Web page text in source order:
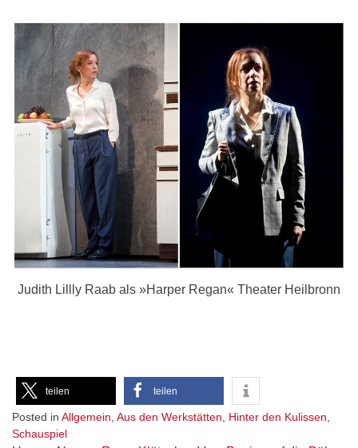
Judith Lillly Raab als »Harper Regan« Theater Heilbronn
teilen teilen
Posted in Allgemein, Aus den Werkstätten, Hinter den Kulissen,
Schauspiel